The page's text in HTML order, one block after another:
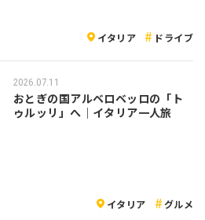
イタリア ドライブ
2026.07.11
おとぎの国アルベロベッロの「ト
ゥルッリ」へ｜イタリア一人旅
イタリア グルメ